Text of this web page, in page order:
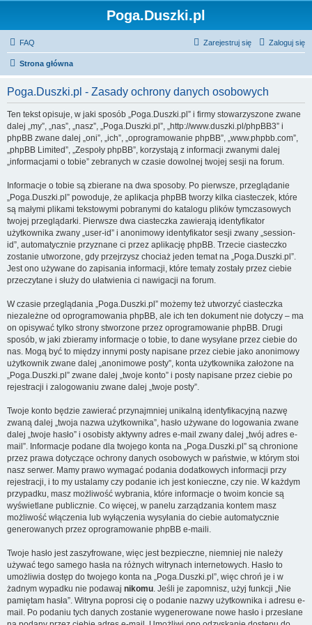
Poga.Duszki.pl
FAQ Zaloguj się
Zarejestruj się
Strona główna
Poga.Duszki.pl - Zasady ochrony danych osobowych
Ten tekst opisuje, w jaki sposób „Poga.Duszki.pl” i firmy stowarzyszone zwane
dalej „my”, „nas”, „nasz”, „Poga.Duszki.pl”, „http://www.duszki.pl/phpBB3” i
phpBB zwane dalej „oni”, „ich”, „oprogramowanie phpBB”, „www.phpbb.com”,
„phpBB Limited”, „Zespoły phpBB”, korzystają z informacji zwanymi dalej
„informacjami o tobie” zebranych w czasie dowolnej twojej sesji na forum.
Informacje o tobie są zbierane na dwa sposoby. Po pierwsze, przeglądanie
„Poga.Duszki.pl” powoduje, że aplikacja phpBB tworzy kilka ciasteczek, które
są małymi plikami tekstowymi pobranymi do katalogu plików tymczasowych
twojej przeglądarki. Pierwsze dwa ciasteczka zawierają identyfikator
użytkownika zwany „user-id” i anonimowy identyfikator sesji zwany „session-
id”, automatycznie przyznane ci przez aplikację phpBB. Trzecie ciasteczko
zostanie utworzone, gdy przejrzysz chociaż jeden temat na „Poga.Duszki.pl”.
Jest ono używane do zapisania informacji, które tematy zostały przez ciebie
przeczytane i służy do ułatwienia ci nawigacji na forum.
W czasie przeglądania „Poga.Duszki.pl” możemy też utworzyć ciasteczka
niezależne od oprogramowania phpBB, ale ich ten dokument nie dotyczy – ma
on opisywać tylko strony stworzone przez oprogramowanie phpBB. Drugi
sposób, w jaki zbieramy informacje o tobie, to dane wysyłane przez ciebie do
nas. Mogą być to między innymi posty napisane przez ciebie jako anonimowy
użytkownik zwane dalej „anonimowe posty”, konta użytkownika założone na
„Poga.Duszki.pl” zwane dalej „twoje konto” i posty napisane przez ciebie po
rejestracji i zalogowaniu zwane dalej „twoje posty”.
Twoje konto będzie zawierać przynajmniej unikalną identyfikacyjną nazwę
zwaną dalej „twoja nazwa użytkownika”, hasło używane do logowania zwane
dalej „twoje hasło” i osobisty aktywny adres e-mail zwany dalej „twój adres e-
mail”. Informacje podane dla twojego konta na „Poga.Duszki.pl” są chronione
przez prawa dotyczące ochrony danych osobowych w państwie, w którym stoi
nasz serwer. Mamy prawo wymagać podania dodatkowych informacji przy
rejestracji, i to my ustalamy czy podanie ich jest konieczne, czy nie. W każdym
przypadku, masz możliwość wybrania, które informacje o twoim koncie są
wyświetlane publicznie. Co więcej, w panelu zarządzania kontem masz
możliwość włączenia lub wyłączenia wysyłania do ciebie automatycznie
generowanych przez oprogramowanie phpBB e-maili.
Twoje hasło jest zaszyfrowane, więc jest bezpieczne, niemniej nie należy
używać tego samego hasła na różnych witrynach internetowych. Hasło to
umożliwia dostęp do twojego konta na „Poga.Duszki.pl”, więc chroń je i w
żadnym wypadku nie podawaj nikomu. Jeśli je zapomnisz, użyj funkcji „Nie
pamiętam hasła”. Witryna poprosi cię o podanie nazwy użytkownika i adresu e-
mail. Po podaniu tych danych zostanie wygenerowane nowe hasło i przesłane